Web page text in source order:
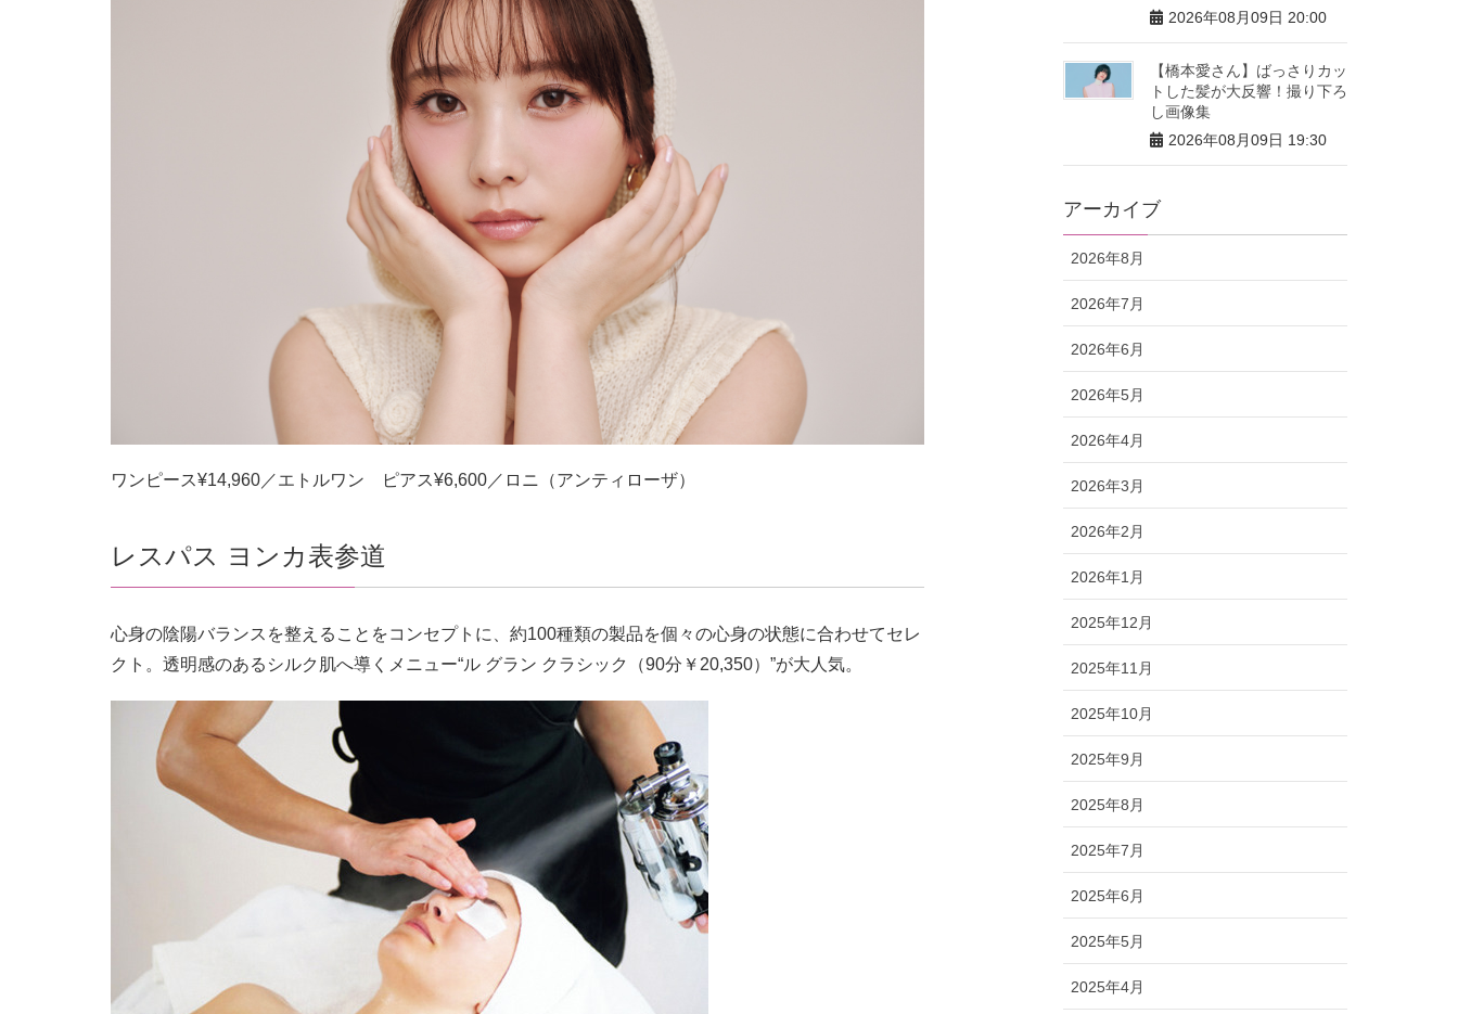
ワンピース¥14,960／エトルワン ピアス¥6,600／ロニ（アンティローザ）
レスパス ヨンカ表参道
心身の陰陽バランスを整えることをコンセプトに、約100種類の製品を個々の心身の状態に合わせてセレ
クト。透明感のあるシルク肌へ導くメニュー“ル グラン クラシック（90分￥20,350）”が大人気。
2026年08月09日 20:00
【橋本愛さん】ばっさりカッ
トした髪が大反響！撮り下ろ
し画像集
2026年08月09日 19:30
アーカイブ
2026年8月
2026年7月
2026年6月
2026年5月
2026年4月
2026年3月
2026年2月
2026年1月
2025年12月
2025年11月
2025年10月
2025年9月
2025年8月
2025年7月
2025年6月
2025年5月
2025年4月